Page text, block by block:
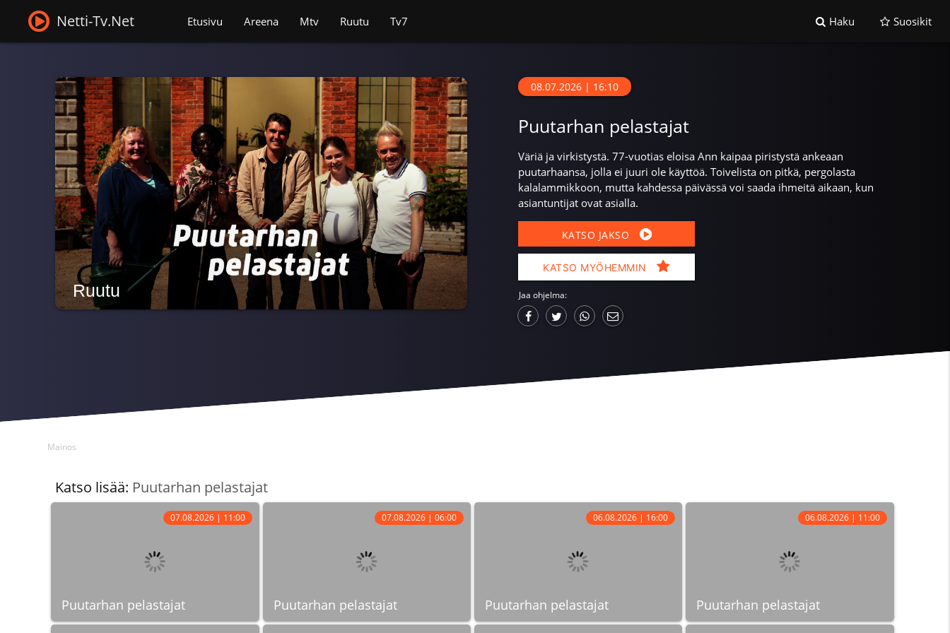
Netti-Tv.Net Etusivu Areena Mtv Ruutu Tv7 Haku Suosikit
Ruutu
08.07.2026 | 16:10
Puutarhan pelastajat
Väriä ja virkistystä. 77-vuotias eloisa Ann kaipaa piristystä ankeaan
puutarhaansa, jolla ei juuri ole käyttöä. Toivelista on pitkä, pergolasta
kalalammikkoon, mutta kahdessa päivässä voi saada ihmeitä aikaan, kun
asiantuntijat ovat asialla.
KATSO JAKSO
KATSO MYÖHEMMIN
Jaa ohjelma:
Mainos
Katso lisää: Puutarhan pelastajat
Puutarhan pelastajat
07.08.2026 | 11:00
Puutarhan pelastajat
07.08.2026 | 06:00
Puutarhan pelastajat
06.08.2026 | 16:00
Puutarhan pelastajat
06.08.2026 | 11:00